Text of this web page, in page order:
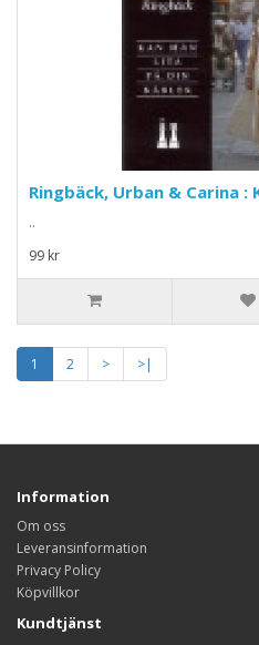
Ringbäck, Urban & Carina
..
99 kr
1 2 >
>|
Information
Om oss
Leveransinformation
Privacy Policy
Köpvillkor
Kundtjänst